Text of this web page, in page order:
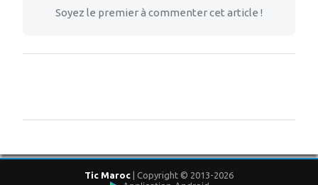
Soyez le premier à commenter cet article !
Tic Maroc | Copyright © 2013-2026